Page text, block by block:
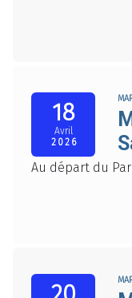
18
Avril
2026
Au départ du